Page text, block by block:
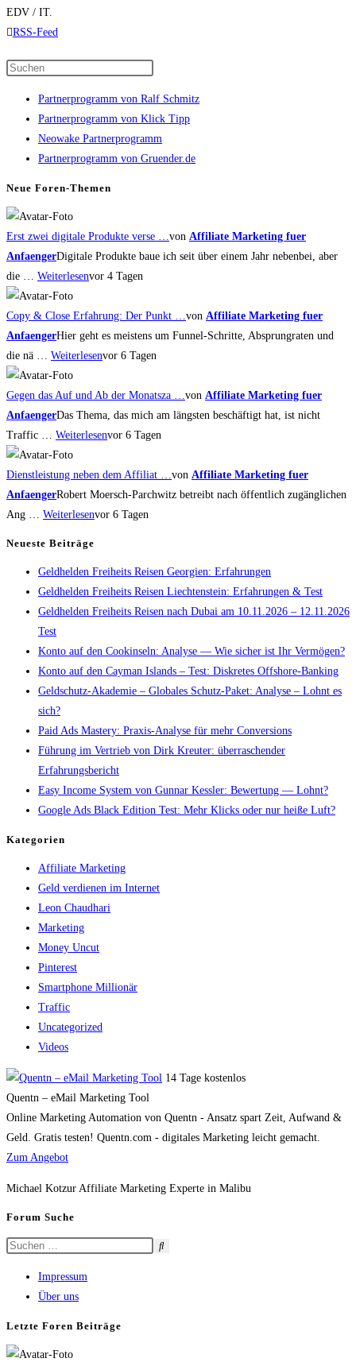
Daumen
nach
Daumen
nach
EDV / IT.
RSS-Feed
to
close
the
search
Partnerprogramm von Ralf Schmitz
Partnerprogramm von Klick Tipp
Neowake Partnerprogramm
Partnerprogramm von Gruender.de
Neue Foren-Themen
Erst zwei digitale Produkte verse … von Affiliate Marketing fuer
AnfaengerDigitale Produkte baue ich seit über einem Jahr nebenbei, aber
die … Weiterlesenvor 4 Tagen
Copy & Close Erfahrung: Der Punkt … von Affiliate Marketing fuer
AnfaengerHier geht es meistens um Funnel-Schritte, Absprungraten und
die nä … Weiterlesenvor 6 Tagen
Gegen das Auf und Ab der Monatsza … von Affiliate Marketing fuer
AnfaengerDas Thema, das mich am längsten beschäftigt hat, ist nicht
Traffic … Weiterlesenvor 6 Tagen
Dienstleistung neben dem Affiliat … von Affiliate Marketing fuer
AnfaengerRobert Moersch-Parchwitz betreibt nach öffentlich zugänglichen
Ang … Weiterlesenvor 6 Tagen
Neueste Beiträge
Geldhelden Freiheits Reisen Georgien: Erfahrungen
Geldhelden Freiheits Reisen Liechtenstein: Erfahrungen & Test
Geldhelden Freiheits Reisen nach Dubai am 10.11.2026 – 12.11.2026
Test
Konto auf den Cookinseln: Analyse — Wie sicher ist Ihr Vermögen?
Konto auf den Cayman Islands – Test: Diskretes Offshore-Banking
Geldschutz-Akademie – Globales Schutz-Paket: Analyse – Lohnt es
sich?
Paid Ads Mastery: Praxis-Analyse für mehr Conversions
Führung im Vertrieb von Dirk Kreuter: überraschender
Erfahrungsbericht
Easy Income System von Gunnar Kessler: Bewertung — Lohnt?
Google Ads Black Edition Test: Mehr Klicks oder nur heiße Luft?
Kategorien
Affiliate Marketing
Geld verdienen im Internet
Leon Chaudhari
Marketing
Money Uncut
Pinterest
Smartphone Millionär
Traffic
Uncategorized
Videos
14 Tage kostenlos
Quentn – eMail Marketing Tool
Online Marketing Automation von Quentn - Ansatz spart Zeit, Aufwand &
Geld. Gratis testen! Quentn.com - digitales Marketing leicht gemacht.
Zum Angebot
Michael Kotzur Affiliate Marketing Experte in Malibu
Forum Suche
Impressum
Über uns
Letzte Foren Beiträge